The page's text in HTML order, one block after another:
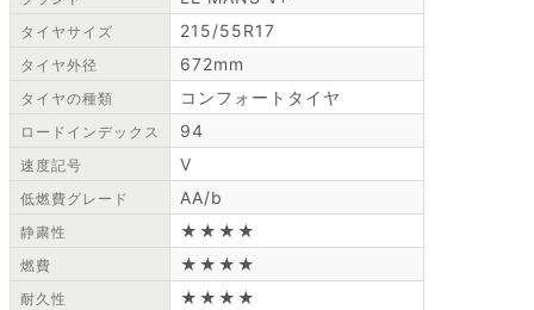
タイヤサイズ 215/55R17
タイヤ外径 672mm
タイヤの種類 コンフォートタイヤ
ロードインデックス 94
速度記号 V
低燃費グレード AA/b
静粛性 ★★★★
燃費 ★★★★
耐久性 ★★★★